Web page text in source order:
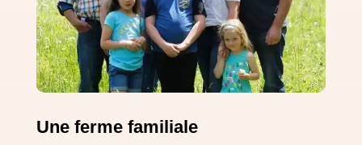
Une ferme familiale